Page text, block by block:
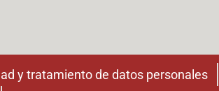
y tratamiento de datos personales